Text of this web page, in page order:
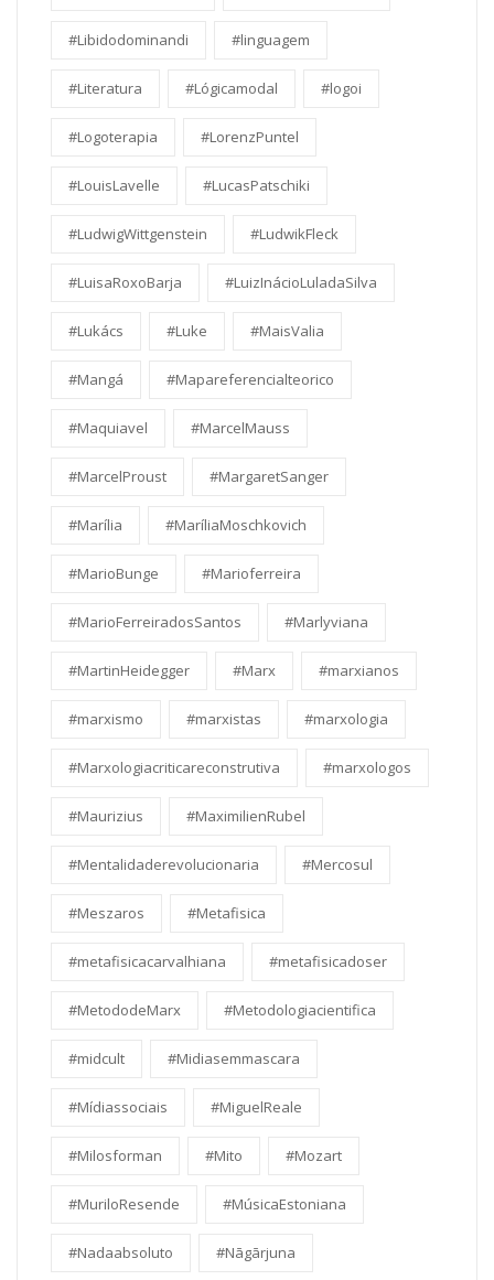
#Libidodominandi #linguagem
#Literatura #Lógicamodal #logoi
#Logoterapia #LorenzPuntel
#LouisLavelle #LucasPatschiki
#LudwigWittgenstein #LudwikFleck
#LuisaRoxoBarja #LuizInácioLuladaSilva
#Lukács #Luke #MaisValia
#Mangá #Mapareferencialteorico
#Maquiavel #MarcelMauss
#MarcelProust #MargaretSanger
#Marília #MaríliaMoschkovich
#MarioBunge #Marioferreira
#MarioFerreiradosSantos #Marlyviana
#MartinHeidegger #Marx #marxianos
#marxismo #marxistas #marxologia
#Marxologiacriticareconstrutiva #marxologos
#Maurizius #MaximilienRubel
#Mentalidaderevolucionaria #Mercosul
#Meszaros #Metafisica
#metafisicacarvalhiana #metafisicadoser
#MetododeMarx #Metodologiacientifica
#midcult #Midiasemmascara
#Mídiassociais #MiguelReale
#Milosforman #Mito #Mozart
#MuriloResende #MúsicaEstoniana
#Nadaabsoluto #Nāgārjuna